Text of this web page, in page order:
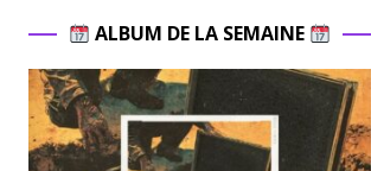
ALBUM DE LA SEMAINE